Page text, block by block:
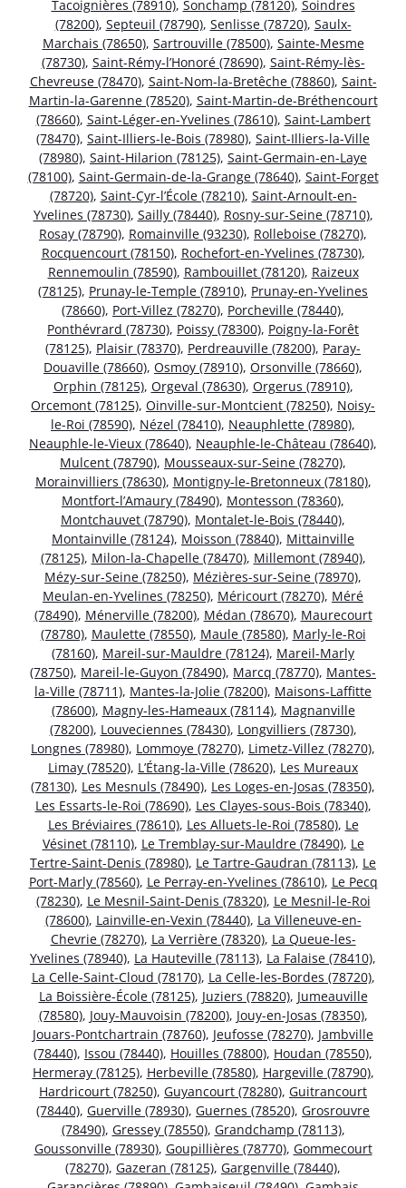
Tacoignières (78910), Sonchamp (78120), Soindres
(78200), Septeuil (78790), Senlisse (78720), Saulx-
Marchais (78650), Sartrouville (78500), Sainte-Mesme
(78730), Saint-Rémy-l’Honoré (78690), Saint-Rémy-lès-
Chevreuse (78470), Saint-Nom-la-Bretêche (78860), Saint-
Martin-la-Garenne (78520), Saint-Martin-de-Bréthencourt
(78660), Saint-Léger-en-Yvelines (78610), Saint-Lambert
(78470), Saint-Illiers-le-Bois (78980), Saint-Illiers-la-Ville
(78980), Saint-Hilarion (78125), Saint-Germain-en-Laye
(78100), Saint-Germain-de-la-Grange (78640), Saint-Forget
(78720), Saint-Cyr-l’École (78210), Saint-Arnoult-en-
Yvelines (78730), Sailly (78440), Rosny-sur-Seine (78710),
Rosay (78790), Romainville (93230), Rolleboise (78270),
Rocquencourt (78150), Rochefort-en-Yvelines (78730),
Rennemoulin (78590), Rambouillet (78120), Raizeux
(78125), Prunay-le-Temple (78910), Prunay-en-Yvelines
(78660), Port-Villez (78270), Porcheville (78440),
Ponthévrard (78730), Poissy (78300), Poigny-la-Forêt
(78125), Plaisir (78370), Perdreauville (78200), Paray-
Douaville (78660), Osmoy (78910), Orsonville (78660),
Orphin (78125), Orgeval (78630), Orgerus (78910),
Orcemont (78125), Oinville-sur-Montcient (78250), Noisy-
le-Roi (78590), Nézel (78410), Neauphlette (78980),
Neauphle-le-Vieux (78640), Neauphle-le-Château (78640),
Mulcent (78790), Mousseaux-sur-Seine (78270),
Morainvilliers (78630), Montigny-le-Bretonneux (78180),
Montfort-l’Amaury (78490), Montesson (78360),
Montchauvet (78790), Montalet-le-Bois (78440),
Montainville (78124), Moisson (78840), Mittainville
(78125), Milon-la-Chapelle (78470), Millemont (78940),
Mézy-sur-Seine (78250), Mézières-sur-Seine (78970),
Meulan-en-Yvelines (78250), Méricourt (78270), Méré
(78490), Ménerville (78200), Médan (78670), Maurecourt
(78780), Maulette (78550), Maule (78580), Marly-le-Roi
(78160), Mareil-sur-Mauldre (78124), Mareil-Marly
(78750), Mareil-le-Guyon (78490), Marcq (78770), Mantes-
la-Ville (78711), Mantes-la-Jolie (78200), Maisons-Laffitte
(78600), Magny-les-Hameaux (78114), Magnanville
(78200), Louveciennes (78430), Longvilliers (78730),
Longnes (78980), Lommoye (78270), Limetz-Villez (78270),
Limay (78520), L’Étang-la-Ville (78620), Les Mureaux
(78130), Les Mesnuls (78490), Les Loges-en-Josas (78350),
Les Essarts-le-Roi (78690), Les Clayes-sous-Bois (78340),
Les Bréviaires (78610), Les Alluets-le-Roi (78580), Le
Vésinet (78110), Le Tremblay-sur-Mauldre (78490), Le
Tertre-Saint-Denis (78980), Le Tartre-Gaudran (78113), Le
Port-Marly (78560), Le Perray-en-Yvelines (78610), Le Pecq
(78230), Le Mesnil-Saint-Denis (78320), Le Mesnil-le-Roi
(78600), Lainville-en-Vexin (78440), La Villeneuve-en-
Chevrie (78270), La Verrière (78320), La Queue-les-
Yvelines (78940), La Hauteville (78113), La Falaise (78410),
La Celle-Saint-Cloud (78170), La Celle-les-Bordes (78720),
La Boissière-École (78125), Juziers (78820), Jumeauville
(78580), Jouy-Mauvoisin (78200), Jouy-en-Josas (78350),
Jouars-Pontchartrain (78760), Jeufosse (78270), Jambville
(78440), Issou (78440), Houilles (78800), Houdan (78550),
Hermeray (78125), Herbeville (78580), Hargeville (78790),
Hardricourt (78250), Guyancourt (78280), Guitrancourt
(78440), Guerville (78930), Guernes (78520), Grosrouvre
(78490), Gressey (78550), Grandchamp (78113),
Goussonville (78930), Goupillières (78770), Gommecourt
(78270), Gazeran (78125), Gargenville (78440),